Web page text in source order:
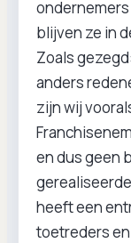
blijven ze in
Zoals
anders
zijn wij
en dus geen
heeft een
toetreders